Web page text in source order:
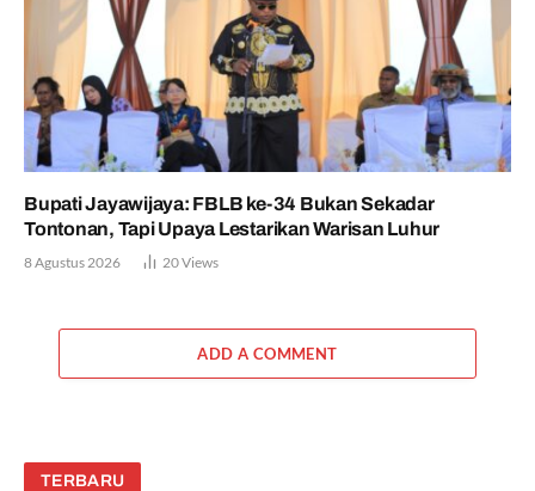
Bupati Jayawijaya: FBLB ke-34 Bukan Sekadar
Tontonan, Tapi Upaya Lestarikan Warisan Luhur
8 Agustus 2026 20Views
ADD A COMMENT
TERBARU